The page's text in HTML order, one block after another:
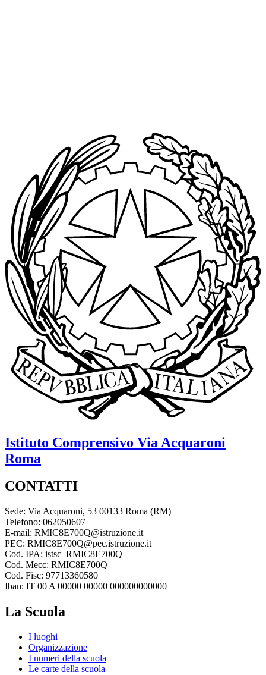
Istituto Comprensivo Via Acquaroni
Roma
CONTATTI
Sede: Via Acquaroni, 53 00133 Roma (RM)
Telefono: 062050607
E-mail: RMIC8E700Q@istruzione.it
PEC: RMIC8E700Q@pec.istruzione.it
Cod. IPA: istsc_RMIC8E700Q
Cod. Mecc: RMIC8E700Q
Cod. Fisc: 97713360580
Iban: IT 00 A 00000 00000 000000000000
La Scuola
I luoghi
Organizzazione
I numeri della scuola
Le carte della scuola